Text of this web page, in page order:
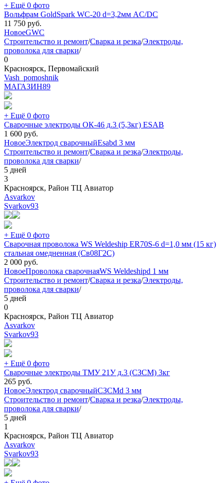
+ Ещё 0 фото
Вольфрам GoldSpark WC-20 d=3,2мм AC/DC
11 750 руб.
НовоеGWC
Строительство и ремонт/Сварка и резка/Электроды,
проволока для сварки/
0
Красноярск, Первомайский
Vash_pomoshnik
МАГАЗИН89
+ Ещё 0 фото
Сварочные электроды ОК-46 д.3 (5,3кг) ESAB
1 600 руб.
НовоеЭлектрод сварочныйEsabd 3 мм
Строительство и ремонт/Сварка и резка/Электроды,
проволока для сварки/
5 дней
3
Красноярск, Район ТЦ Авиатор
Asvarkov
Svarkov93
+ Ещё 0 фото
Сварочная проволока WS Weldeship ER70S-6 d=1,0 мм (15 кг)
стальная омедненная (Св08Г2С)
2 000 руб.
НовоеПроволока сварочнаяWS Weldeshipd 1 мм
Строительство и ремонт/Сварка и резка/Электроды,
проволока для сварки/
5 дней
0
Красноярск, Район ТЦ Авиатор
Asvarkov
Svarkov93
+ Ещё 0 фото
Сварочные электроды ТМУ 21У д.3 (СЗСМ) 3кг
265 руб.
НовоеЭлектрод сварочныйСЗСМd 3 мм
Строительство и ремонт/Сварка и резка/Электроды,
проволока для сварки/
5 дней
1
Красноярск, Район ТЦ Авиатор
Asvarkov
Svarkov93